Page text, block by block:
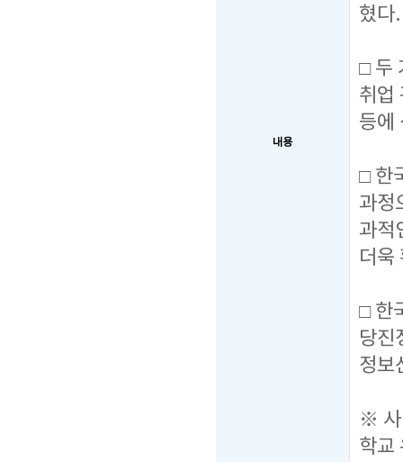
내용
혔다.
□ 두
취업
등에
□ 한
과정
과적
더욱
□ 한
당진
정보
※ 사
학교